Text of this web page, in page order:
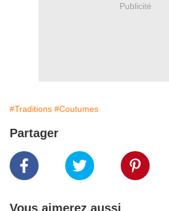
Publicité
#Traditions #Coutumes
Partager
Vous aimerez aussi